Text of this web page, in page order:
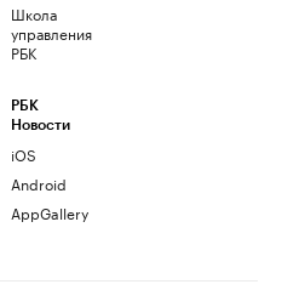
Школа
управления
РБК
РБК
Новости
iOS
Android
AppGallery